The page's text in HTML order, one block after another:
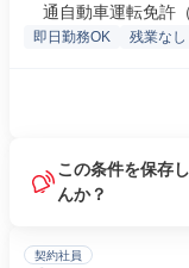
通自動車運転免許（
即日勤務OK 残業なし
この条件を保存
んか？
契約社員